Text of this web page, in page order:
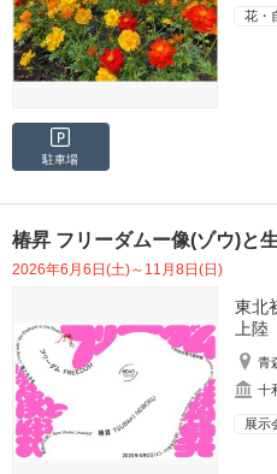
花・
駐車場
椿昇 フリーダムー像(ゾウ)と
2026年6月6日(土)～11月8日(日)
東北
上陸
青
十
展示